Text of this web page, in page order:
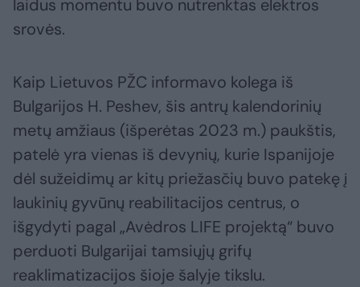
laidus momentu buvo nutrenktas elektros
srovės.
Kaip Lietuvos PŽC informavo kolega iš
Bulgarijos H. Peshev, šis antrų kalendorinių
metų amžiaus (išperėtas 2023 m.) paukštis,
patelė yra vienas iš devynių, kurie Ispanijoje
dėl sužeidimų ar kitų priežasčių buvo patekę į
laukinių gyvūnų reabilitacijos centrus, o
išgydyti pagal „Avėdros LIFE projektą“ buvo
perduoti Bulgarijai tamsiųjų grifų
reaklimatizacijos šioje šalyje tikslu.